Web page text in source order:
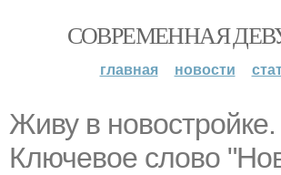
СОВРЕМЕННАЯ
главная новости
Живу в новостройке.
Ключевое слово